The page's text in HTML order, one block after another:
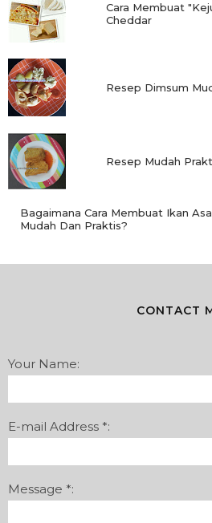
Cara Membuat
Cheddar
Resep Dimsum
Resep Mudah
Bagaimana Cara Membuat Ikan
Mudah Dan Praktis?
CONTACT
Your Name:
E-mail Address *:
Message *: